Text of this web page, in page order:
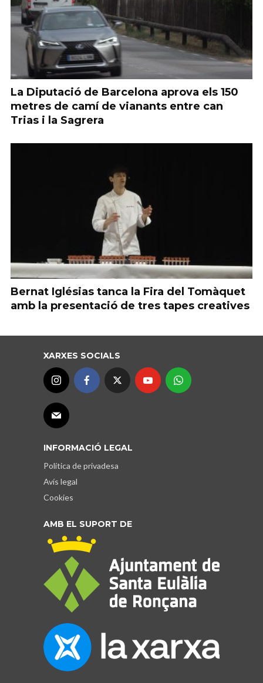
La Diputació de Barcelona aprova els 150
metres de camí de vianants entre can
Trias i la Sagrera
Bernat Iglésias tanca la Fira del Tomàquet
amb la presentació de tres tapes creatives
XARXES SOCIALS
INFORMACIÓ LEGAL
Política de privadesa
Avís legal
Cookies
AMB EL SUPORT DE